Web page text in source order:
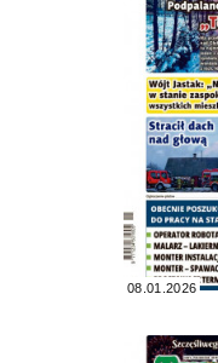
08.01.2026